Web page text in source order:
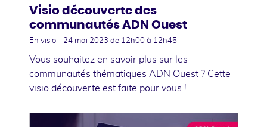
Visio découverte des
communautés ADN Ouest
En visio - 24 mai 2023 de 12h00 à 12h45
Vous souhaitez en savoir plus sur les
communautés thématiques ADN Ouest ? Cette
visio découverte est faite pour vous !